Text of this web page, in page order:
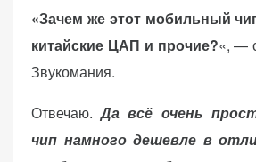
«Зачем же этот мобильный
китайские ЦАП и прочие?«, —
Звукомания.
Отвечаю.Да всё очень
чип намного дешевле в